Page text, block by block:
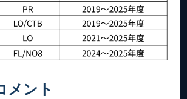
メント